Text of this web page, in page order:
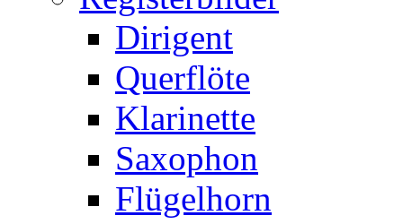
Dirigent
Querflöte
Klarinette
Saxophon
Flügelhorn